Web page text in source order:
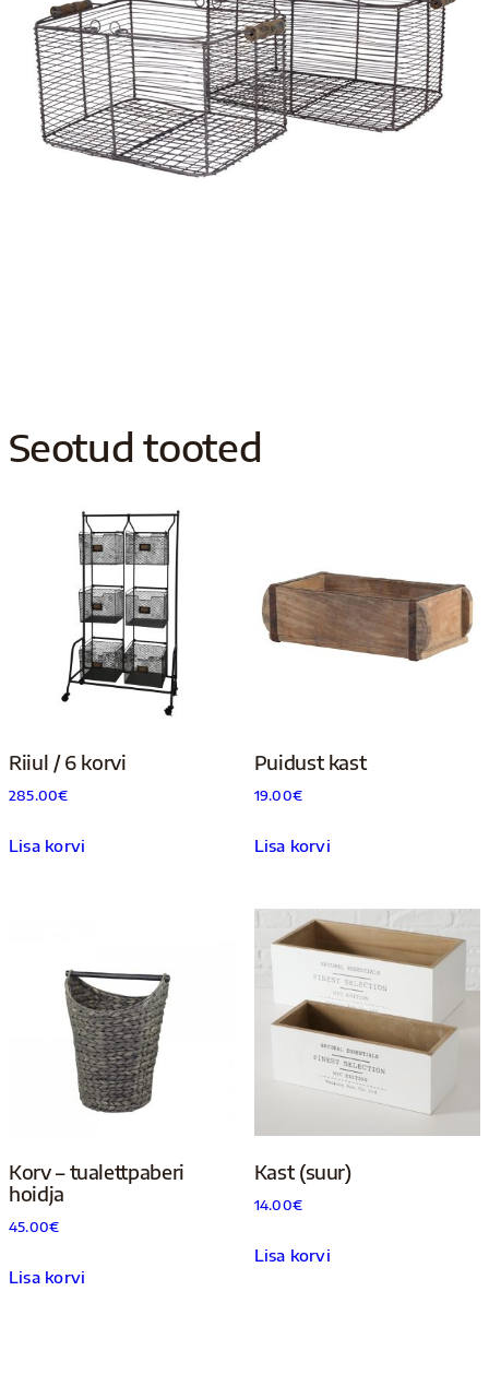
Seotud tooted
Riiul / 6 korvi
285.00€
Lisa korvi
Puidust kast
19.00€
Lisa korvi
Korv – tualettpaberi
hoidja
45.00€
Lisa korvi
Kast (suur)
14.00€
Lisa korvi